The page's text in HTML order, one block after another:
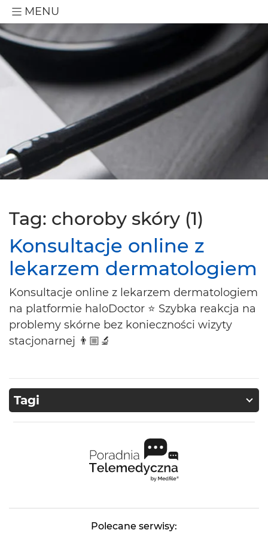
MENU
Tag: choroby skóry (1)
Konsultacje online z
lekarzem dermatologiem
Konsultacje online z lekarzem dermatologiem
na platformie haloDoctor ⭐ Szybka reakcja na
problemy skórne bez konieczności wizyty
stacjonarnej 👨🏼‍🔬
Tagi
Polecane serwisy: